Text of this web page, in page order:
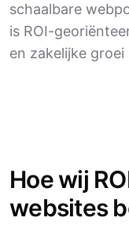
schaalbare
is ROI-
en zakelijke
Hoe wij
websites